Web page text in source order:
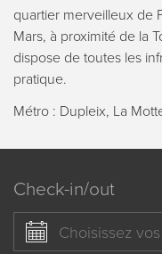
quartier merveilleux de
Mars, à proximité de la
dispose de toutes les
pratique.
Métro : Dupleix, La
Check-in/out
Choisissez